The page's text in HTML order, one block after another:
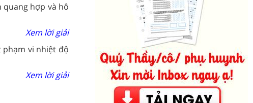
hợp và hô
Xem lời giải
phạm vi nhiệt độ
Xem lời giải